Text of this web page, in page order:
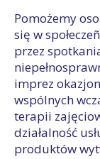
Pomożemy
się w
przez
imprez
wspólnych
terapii
działalność
produktów